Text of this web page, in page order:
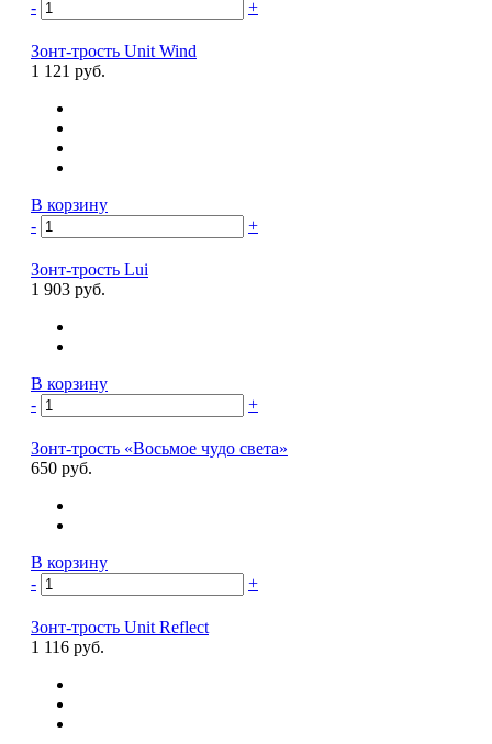
- +
Зонт-трость Unit Wind
1 121 руб.
В корзину
-
+
Зонт-трость Lui
1 903 руб.
В корзину
-
+
Зонт-трость «Восьмое чудо света»
650 руб.
В корзину
-
+
Зонт-трость Unit Reflect
1 116 руб.